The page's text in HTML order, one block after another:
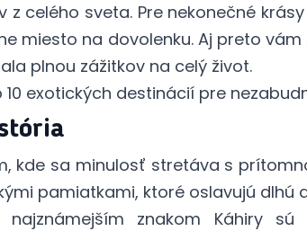
celého sveta. Pre nekonečné
miesto na dovolenku. Aj preto
plnou zážitkov na celý život.
10 exotických destinácií pre
kde sa minulosť stretáva s
pamiatkami, ktoré oslavujú dlhú
najznámejším znakom Káhiry